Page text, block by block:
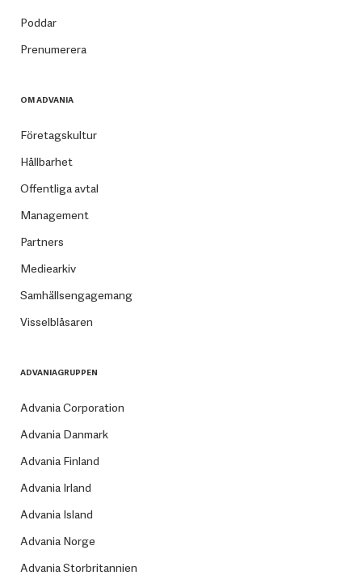
Poddar
Prenumerera
OM ADVANIA
Företagskultur
Hållbarhet
Offentliga avtal
Management
Partners
Mediearkiv
Samhällsengagemang
Visselblåsaren
ADVANIAGRUPPEN
Advania Corporation
Advania Danmark
Advania Finland
Advania Irland
Advania Island
Advania Norge
Advania Storbritannien